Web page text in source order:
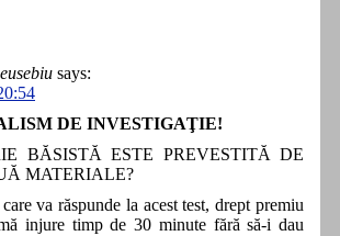
says:
DE INVESTIGAŢIE!
BĂSISTĂ ESTE PREVESTITĂ DE
MATERIALE?
va răspunde la acest test, drept premiu
injure timp de 30 minute fără să-i dau